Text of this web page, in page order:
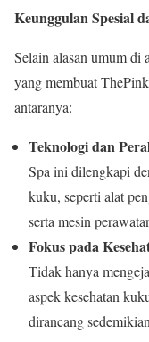
Keunggulan Spesial
Selain alasan umum di
yang membuat
antaranya:
Teknologi dan
Spa ini dilengkapi
kuku, seperti alat
serta mesin
Fokus pada
Tidak hanya
aspek kesehatan
dirancang